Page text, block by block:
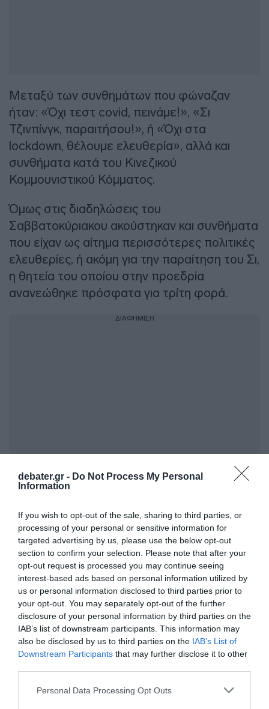
debater.gr - Do Not Process My Personal
Information
If you wish to opt-out of the sale, sharing to third parties, or
processing of your personal or sensitive information for
targeted advertising by us, please use the below opt-out
section to confirm your selection. Please note that after your
opt-out request is processed you may continue seeing
interest-based ads based on personal information utilized by
us or personal information disclosed to third parties prior to
your opt-out. You may separately opt-out of the further
disclosure of your personal information by third parties on the
IAB’s list of downstream participants. This information may
also be disclosed by us to third parties on the IAB’s List of
Downstream Participants that may further disclose it to other
Please note that this website/app uses one or more Google
Personal Data Processing Opt Outs
Μεταξύ των συνθημάτων που φώναζαν
ήταν: «Όχι τεστ covid, πεινάμε!», «Σι
Τζινπίνγκ, παραιτήσου!», ή «Όχι στα
lockdown, θέλουμε ελευθερία», αλλά και
συνθήματα κατά του Κινεζικού
Κομμουνιστικού Κόμματος.
Όμως στις διαδηλώσεις του
Σαββατοκύριακου ακούστηκαν και συνθήματα
που είχαν ως αίτημα περισσότερες πολιτικές
ελευθερίες, ή ακόμη για την παραίτηση του Σι,
η θητεία του οποίου στην προεδρία
ανανεώθηκε πρόσφατα για τρίτη φορά.
ΔΙΑΦΗΜΙΣΗ
Σήμερα το πρωί αστυνομικοί ήταν
κοντά στα σημεία όπου χθες είχαν
πραγματοποιηθεί συγκεντρώσεις.
Ειδήσεις σήμερα:
ΔΙΑΦΗΜΙΣΗ